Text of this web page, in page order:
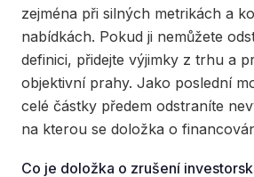
zejména při silných metrikách a
nabídkách. Pokud ji nemůžete
definici, přidejte výjimky z trhu a
objektivní prahy. Jako poslední
celé částky předem odstraníte
na kterou se doložka o
Co je doložka o zrušení